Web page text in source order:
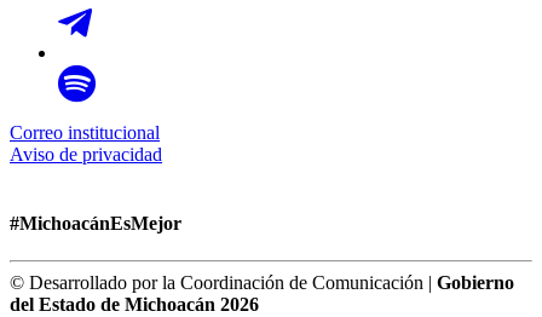
Correo institucional
Aviso de privacidad
#MichoacánEsMejor
© Desarrollado por la Coordinación de Comunicación | Gobierno
del Estado de Michoacán 2026